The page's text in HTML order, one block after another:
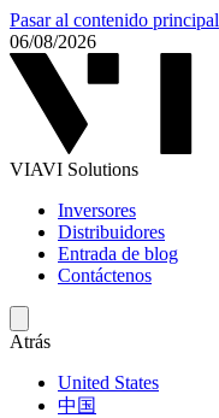
Pasar al contenido principal
06/08/2026
VIAVI Solutions
Inversores
Distribuidores
Entrada de blog
Contáctenos
Atrás
United States
中国